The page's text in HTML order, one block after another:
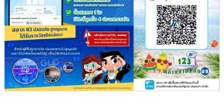
สาธารณูปโภค
รองรับ
การ
เติบโต
เขต
พัฒนา
พิเศษ
ภาค
ตะวัน